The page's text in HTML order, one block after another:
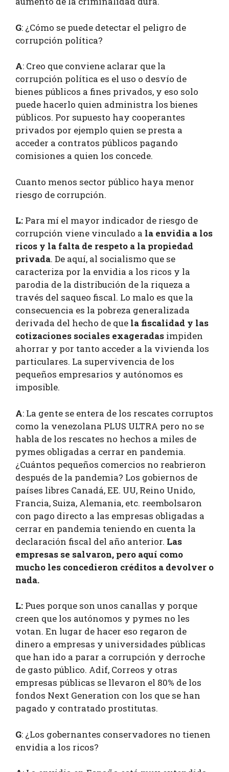
G: ¿Cómo se puede detectar el peligro de
corrupción política?
A: Creo que conviene aclarar que la
corrupción política es el uso o desvío de
bienes públicos a fines privados, y eso solo
puede hacerlo quien administra los bienes
públicos. Por supuesto hay cooperantes
privados por ejemplo quien se presta a
acceder a contratos públicos pagando
comisiones a quien los concede.
Cuanto menos sector público haya menor
riesgo de corrupción.
L: Para mí el mayor indicador de riesgo de
corrupción viene vinculado a la envidia a los
ricos y la falta de respeto a la propiedad
privada. De aquí, al socialismo que se
caracteriza por la envidia a los ricos y la
parodia de la distribución de la riqueza a
través del saqueo fiscal. Lo malo es que la
consecuencia es la pobreza generalizada
derivada del hecho de que la fiscalidad y las
cotizaciones sociales exageradas impiden
ahorrar y por tanto acceder a la vivienda los
particulares. La supervivencia de los
pequeños empresarios y autónomos es
imposible.
A: La gente se entera de los rescates corruptos
como la venezolana PLUS ULTRA pero no se
habla de los rescates no hechos a miles de
pymes obligadas a cerrar en pandemia.
¿Cuántos pequeños comercios no reabrieron
después de la pandemia? Los gobiernos de
países libres Canadá, EE. UU, Reino Unido,
Francia, Suiza, Alemania, etc. reembolsaron
con pago directo a las empresas obligadas a
cerrar en pandemia teniendo en cuenta la
declaración fiscal del año anterior. Las
empresas se salvaron, pero aquí como
mucho les concedieron créditos a devolver o
nada.
L: Pues porque son unos canallas y porque
creen que los autónomos y pymes no les
votan. En lugar de hacer eso regaron de
dinero a empresas y universidades públicas
que han ido a parar a corrupción y derroche
de gasto público. Adif, Correos y otras
empresas públicas se llevaron el 80% de los
fondos Next Generation con los que se han
pagado y contratado prostitutas.
G: ¿Los gobernantes conservadores no tienen
envidia a los ricos?